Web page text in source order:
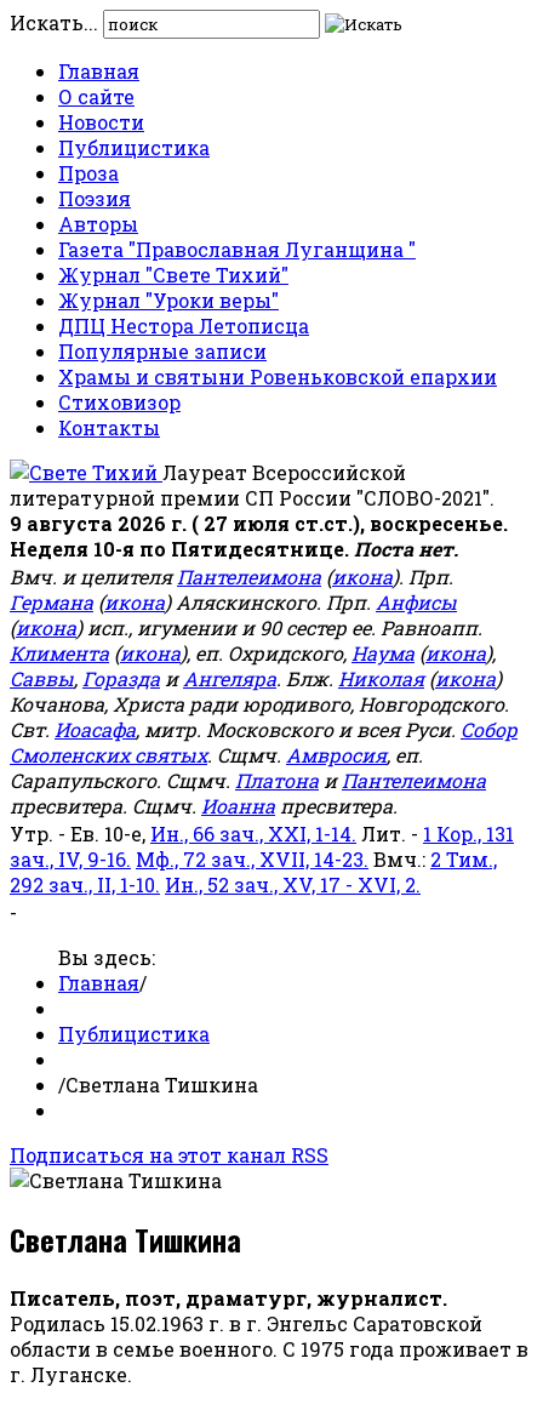
Искать...
Главная
О сайте
Новости
Публицистика
Проза
Поэзия
Авторы
Газета "Православная Луганщина "
Журнал "Свете Тихий"
Журнал "Уроки веры"
ДПЦ Нестора Летописца
Популярные записи
Храмы и святыни Ровеньковской епархии
Стиховизор
Контакты
Лауреат Всероссийской
литературной премии СП России "СЛОВО-2021".
9 августа 2026 г. ( 27 июля ст.ст.), воскресенье.
Неделя 10-я по Пятидесятнице. Поста нет.
Вмч. и целителяПантелеимона (икона). Прп.
Германа (икона) Аляскинского. Прп. Анфисы
(икона) исп., игумении и 90 сестер ее. Равноапп.
Климента (икона), еп. Охридского, Наума (икона),
Саввы, Горазда иАнгеляра. Блж. Николая(икона)
Кочанова, Христа ради юродивого, Новгородского.
Свт. Иоасафа, митр. Московского и всея Руси. Собор
Смоленских святых. Сщмч. Амвросия, еп.
Сарапульского. Сщмч. Платона иПантелеимона
пресвитера. Сщмч. Иоанна пресвитера.
Утр. - Ев. 10-е, Ин., 66 зач., XXI, 1-14. Лит. - 1 Кор., 131
зач., IV, 9-16. Мф., 72 зач., XVII, 14-23. Вмч.: 2 Тим.,
292 зач., II, 1-10. Ин., 52 зач., XV, 17 - XVI, 2.
-
Вы здесь:
Главная/
Публицистика
/Светлана Тишкина
Подписаться на этот канал RSS
Светлана Тишкина
Писатель, поэт, драматург, журналист.
Родилась 15.02.1963 г. в г. Энгельс Саратовской
области в семье военного. С 1975 года проживает в
г. Луганске.